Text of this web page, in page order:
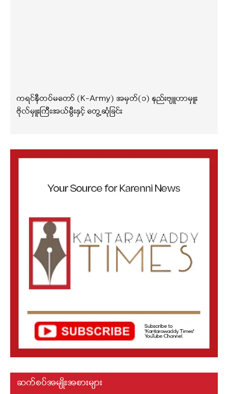
ကရင်နီတပ်မတော် (K-Army) အမှတ်(၁) နည်းဗျူဟာမှူး
ဗိုလ်မှူးကြီးအယ်မွီးနှင့် တွေ့ဆုံခြင်း
ဆက်စပ်အမျိုးအစားများ